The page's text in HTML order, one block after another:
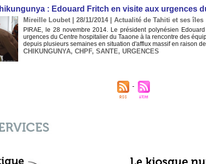
: Edouard Fritch en visite aux urgences
Mireille Loubet | 28/11/2014| Actualité de Tahiti et ses îles
PIRAE, le 28 novembre 2014. Le président polynésien
urgences du Centre hospitalier du Taaone à la rencontre des
depuis plusieurs semaines en situation d'afflux massif en raison
CHIKUNGUNYA, CHPF, SANTE, URGENCES